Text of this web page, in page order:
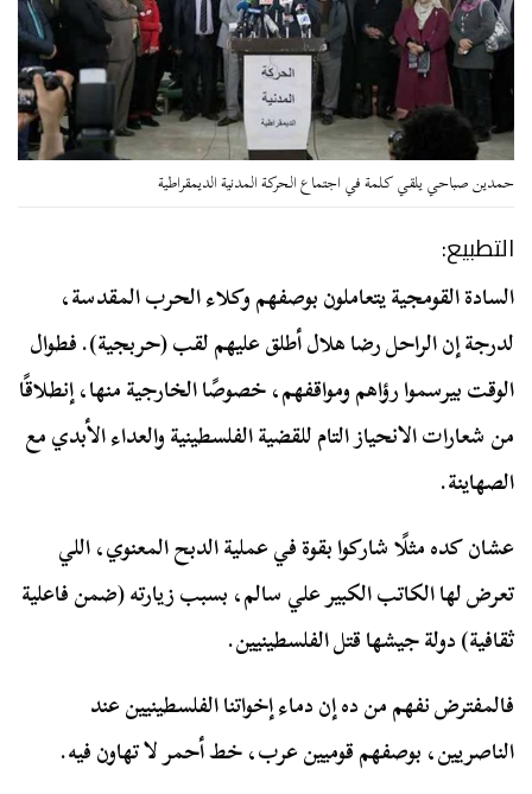
حمدين صباحي يلقي كلمة في اجتماع الحركة المدنية الديمقراطية
التطبيع:
السادة القومجية يتعاملون بوصفهم وكلاء الحرب المقدسة،
لدرجة إن الراحل رضا هلال أطلق عليهم لقب (حربجية). فطوال
الوقت بيرسموا رؤاهم ومواقفهم، خصوصًا الخارجية منها، إنطلاقًا
من شعارات الانحياز التام للقضية الفلسطينية والعداء الأبدي مع
الصهاينة.
عشان كده مثلًا شاركوا بقوة في عملية الدبح المعنوي، اللي
تعرض لها الكاتب الكبير علي سالم، بسبب زيارته (ضمن فاعلية
ثقافية) دولة جيشها قتل الفلسطينيين.
فالمفترض نفهم من ده إن دماء إخواتنا الفلسطينيين عند
الناصريين، بوصفهم قوميين عرب، خط أحمر لا تهاون فيه.